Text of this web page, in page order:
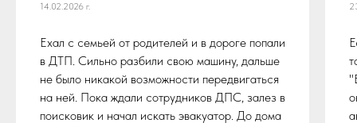
14.02.2026 г.
Ехал с семьей от родителей и в дороге попали
в ДТП. Сильно разбили свою машину, дальше
не было никакой возможности передвигаться
на ней. Пока ждали сотрудников ДПС, залез в
поисковик и начал искать эвакуатор. До дома